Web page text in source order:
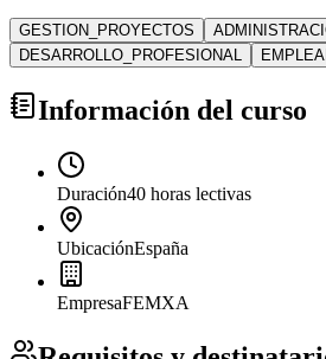
GESTION_PROYECTOS
DESARROLLO_PROFESIONAL
Información del curso
Duración40 horas lectivas
UbicaciónEspaña
EmpresaFEMXA